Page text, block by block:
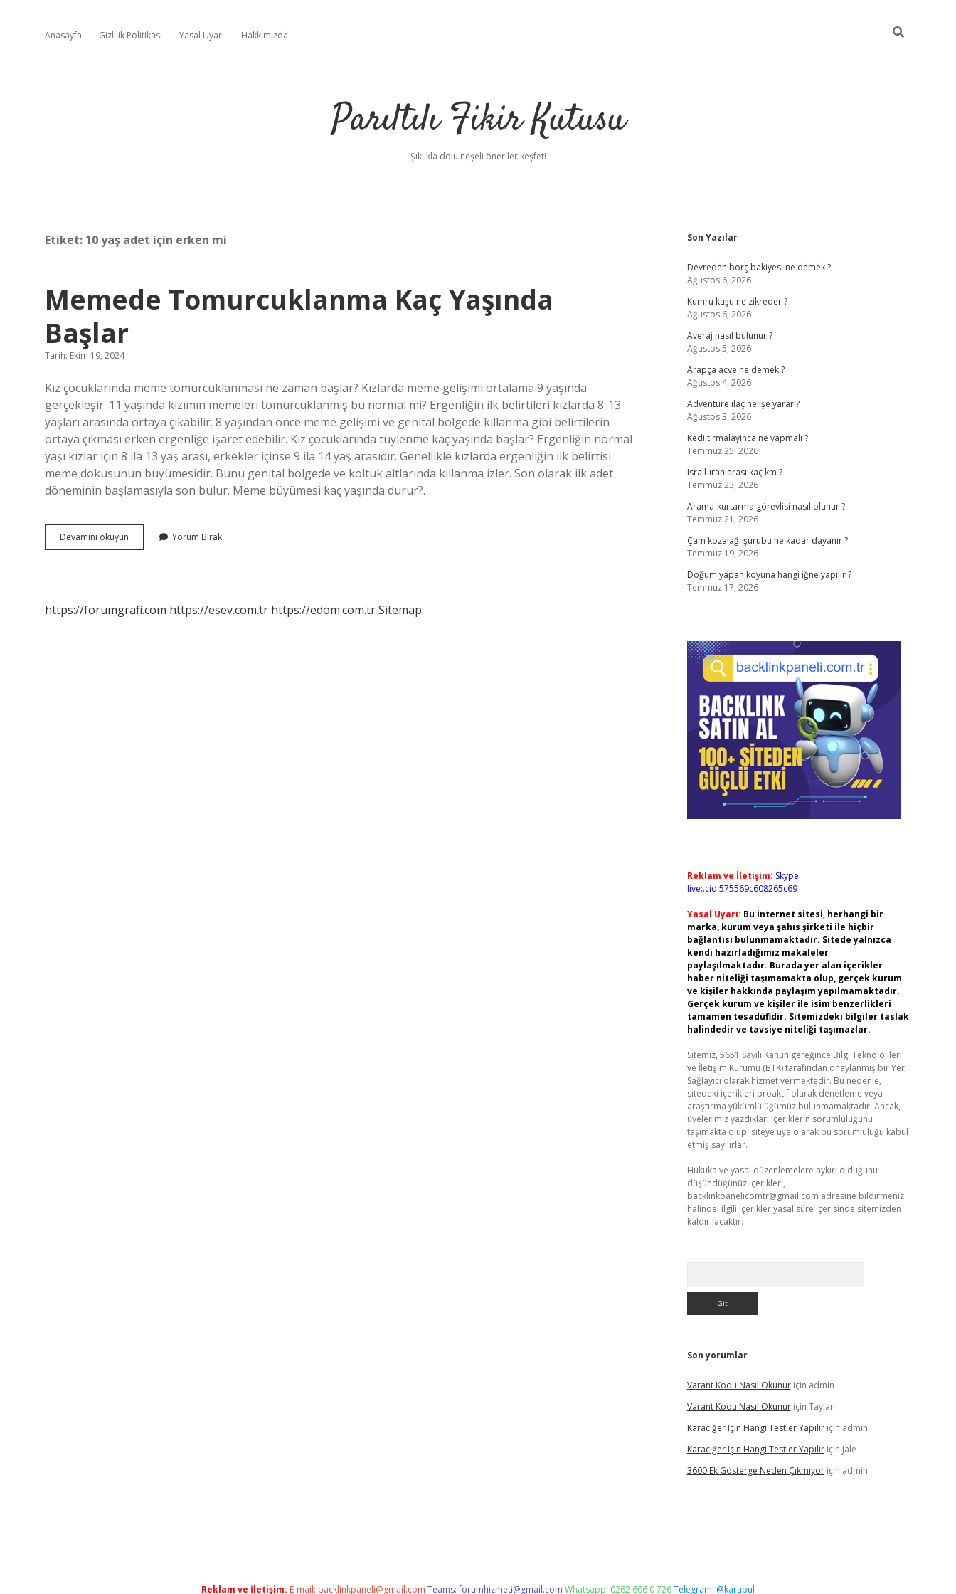
Anasayfa Gizlilik Politikası Yasal Uyarı Hakkımızda
Parıltılı Fikir Kutusu
Şıklıkla dolu neşeli öneriler keşfet!
Etiket: 10 yaş adet için erken mi
Memede Tomurcuklanma Kaç Yaşında
Başlar
Tarih: Ekim 19, 2024
Kız çocuklarında meme tomurcuklanması ne zaman başlar? Kızlarda meme gelişimi ortalama 9 yaşında
gerçekleşir. 11 yaşında kızımın memeleri tomurcuklanmış bu normal mi? Ergenliğin ilk belirtileri kızlarda 8-13
yaşları arasında ortaya çıkabilir. 8 yaşından önce meme gelişimi ve genital bölgede kıllanma gibi belirtilerin
ortaya çıkması erken ergenliğe işaret edebilir. Kız çocuklarında tuylenme kaç yaşında başlar? Ergenliğin normal
yaşı kızlar için 8 ila 13 yaş arası, erkekler içinse 9 ila 14 yaş arasıdır. Genellikle kızlarda ergenliğin ilk belirtisi
meme dokusunun büyümesidir. Bunu genital bölgede ve koltuk altlarında kıllanma izler. Son olarak ilk adet
döneminin başlamasıyla son bulur. Meme büyümesi kaç yaşında durur?…
Devamını okuyun Memede
Tomurcuklanma
Yorum Bırak
https://forumgrafi.com https://esev.com.tr https://edom.com.trSitemap
Sidebar
Son Yazılar
Devreden borç bakiyesi ne demek ?
Ağustos 6, 2026
Kumru kuşu ne zikreder ?
Ağustos 6, 2026
Averaj nasıl bulunur ?
Ağustos 5, 2026
Arapça acve ne demek ?
Ağustos 4, 2026
Adventure ilaç ne işe yarar ?
Ağustos 3, 2026
Kedi tirmalayinca ne yapmalı ?
Temmuz 25, 2026
Israıl-ıran arası kaç km ?
Temmuz 23, 2026
Arama-kurtarma görevlisi nasıl olunur ?
Temmuz 21, 2026
Çam kozalağı şurubu ne kadar dayanır ?
Temmuz 19, 2026
Doğum yapan koyuna hangi iğne yapılır ?
Temmuz 17, 2026
Reklam ve İletişim: Skype:
live:.cid.575569c608265c69
Yasal Uyarı: Bu internet sitesi, herhangi bir
marka, kurum veya şahıs şirketi ile hiçbir
bağlantısı bulunmamaktadır. Sitede yalnızca
kendi hazırladığımız makaleler
paylaşılmaktadır. Burada yer alan içerikler
haber niteliği taşımamakta olup, gerçek kurum
ve kişiler hakkında paylaşım yapılmamaktadır.
Gerçek kurum ve kişiler ile isim benzerlikleri
tamamen tesadüfidir. Sitemizdeki bilgiler taslak
halindedir ve tavsiye niteliği taşımazlar.
Sitemiz, 5651 Sayılı Kanun gereğince Bilgi Teknolojileri
ve İletişim Kurumu (BTK) tarafından onaylanmış bir Yer
Sağlayıcı olarak hizmet vermektedir. Bu nedenle,
sitedeki içerikleri proaktif olarak denetleme veya
araştırma yükümlülüğümüz bulunmamaktadır. Ancak,
üyelerimiz yazdıkları içeriklerin sorumluluğunu
taşımakta olup, siteye üye olarak bu sorumluluğu kabul
etmiş sayılırlar.
Hukuka ve yasal düzenlemelere aykırı olduğunu
düşündüğünüz içerikleri,
backlinkpanelicomtr@gmail.com adresine bildirmeniz
halinde, ilgili içerikler yasal süre içerisinde sitemizden
kaldırılacaktır.
Son yorumlar
Varant Kodu Nasıl Okunuriçin admin
Varant Kodu Nasıl Okunuriçin Taylan
Karaciğer Için Hangi Testler Yapılıriçin admin
Karaciğer Için Hangi Testler Yapılıriçin Jale
3600 Ek Gösterge Neden Çıkmıyoriçin admin
Reklam ve İletişim: E-mail: backlinkpaneli@gmail.com Teams:forumhizmeti@gmail.com Whatsapp: 0262 606 0 726Telegram: @karabul